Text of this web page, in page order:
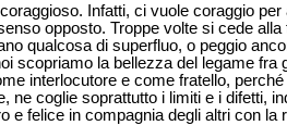
Infatti, ci vuole coraggio
opposto. Troppe volte si cede alla
qualcosa di superfluo, o peggio
scopriamo la bellezza del legame fra
interlocutore e come fratello,
ne coglie soprattutto i limiti e i difetti,
e felice in compagnia degli altri con la